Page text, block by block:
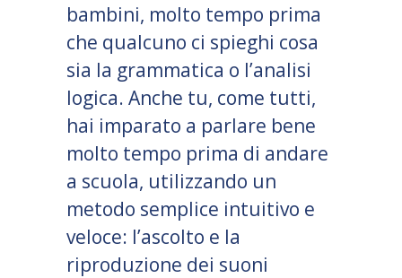
bambini, molto tempo prima
che qualcuno ci spieghi cosa
sia la grammatica o l’analisi
logica. Anche tu, come tutti,
hai imparato a parlare bene
molto tempo prima di andare
a scuola, utilizzando un
metodo semplice intuitivo e
veloce: l’ascolto e la
riproduzione dei suoni